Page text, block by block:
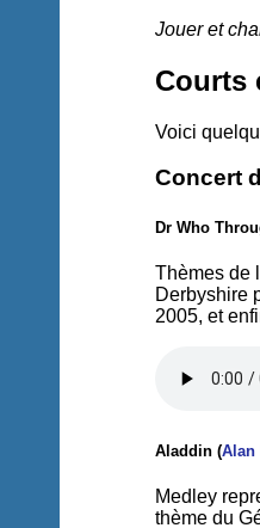
Jouer et
Courts
Voici
Concert
Dr Who
Thèmes de
Derbyshire
2005, et
Aladdin (Alan
Medley
thème du